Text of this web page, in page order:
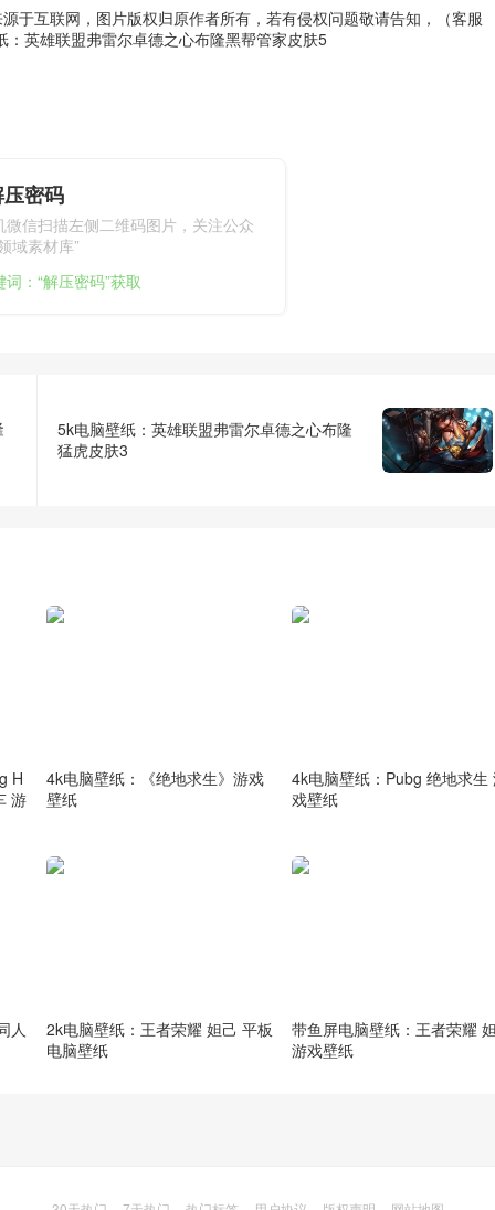
于互联网，图片版权归原作者所有，若有侵权问题敬请告知，（客服
：英雄联盟弗雷尔卓德之心布隆黑帮管家皮肤5
密码
微信扫描左侧二维码图片，关注公众
域素材库”
：“解压密码”获取
5k电脑壁纸：英雄联盟弗雷尔卓德之心布隆
猛虎皮肤3
H
游
4k电脑壁纸：《绝地求生》游戏
壁纸
4k电脑壁纸：Pubg 绝地求生
戏壁纸
人
2k电脑壁纸：王者荣耀 妲己 平板
电脑壁纸
带鱼屏电脑壁纸：王者荣耀
游戏壁纸